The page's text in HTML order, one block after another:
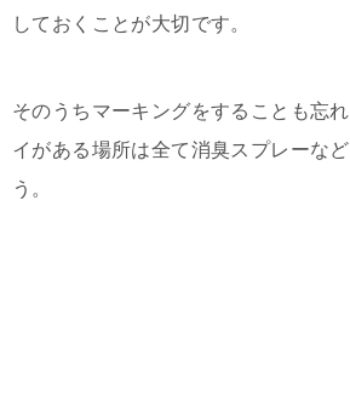
しておくことが大切です。
そのうちマーキングをすることも忘
イがある場所は全て消臭スプレーな
う。